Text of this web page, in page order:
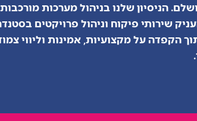
הניסיון שלנו בניהול מערכות מורכבות
שירותי פיקוח וניהול פרויקטים
הקפדה על מקצועיות, אמינות וליווי